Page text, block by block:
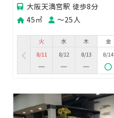
大阪天満宮駅 徒歩8分
45㎡
〜25人
火
8/11
水
8/12
木
8/13
金
8/14